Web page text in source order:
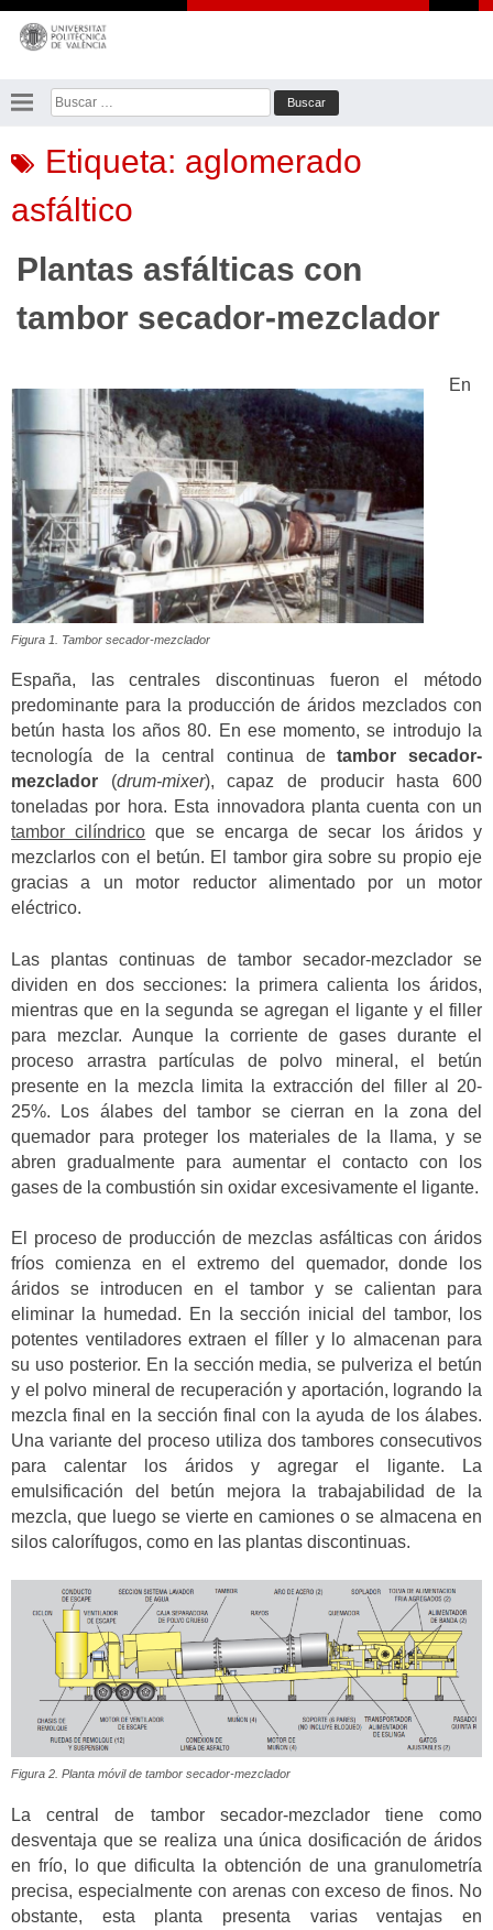
Saltar
contenido
Buscar:
Etiqueta: aglomerado
asfáltico
Plantas asfálticas con
tambor secador-mezclador
Figura 1. Tambor secador-mezclador
En
España, las centrales discontinuas fueron el método
predominante para la producción de áridos mezclados con
betún hasta los años 80. En ese momento, se introdujo la
tecnología de la central continua detambor secador-
mezclador (drum-mixer), capaz de producir hasta 600
toneladas por hora. Esta innovadora planta cuenta con un
tambor cilíndrico que se encarga de secar los áridos y
mezclarlos con el betún. El tambor gira sobre su propio eje
gracias a un motor reductor alimentado por un motor
eléctrico.
Las plantas continuas de tambor secador-mezclador se
dividen en dos secciones: la primera calienta los áridos,
mientras que en la segunda se agregan el ligante y el filler
para mezclar. Aunque la corriente de gases durante el
proceso arrastra partículas de polvo mineral, el betún
presente en la mezcla limita la extracción del filler al 20-
25%. Los álabes del tambor se cierran en la zona del
quemador para proteger los materiales de la llama, y se
abren gradualmente para aumentar el contacto con los
gases de la combustión sin oxidar excesivamente el ligante.
El proceso de producción de mezclas asfálticas con áridos
fríos comienza en el extremo del quemador, donde los
áridos se introducen en el tambor y se calientan para
eliminar la humedad. En la sección inicial del tambor, los
potentes ventiladores extraen el fíller y lo almacenan para
su uso posterior. En la sección media, se pulveriza el betún
y el polvo mineral de recuperación y aportación, logrando la
mezcla final en la sección final con la ayuda de los álabes.
Una variante del proceso utiliza dos tambores consecutivos
para calentar los áridos y agregar el ligante. La
emulsificación del betún mejora la trabajabilidad de la
mezcla, que luego se vierte en camiones o se almacena en
silos calorífugos, como en las plantas discontinuas.
Figura 2. Planta móvil de tambor secador-mezclador
La central de tambor secador-mezclador tiene como
desventaja que se realiza una única dosificación de áridos
en frío, lo que dificulta la obtención de una granulometría
precisa, especialmente con arenas con exceso de finos. No
obstante, esta planta presenta varias ventajas en